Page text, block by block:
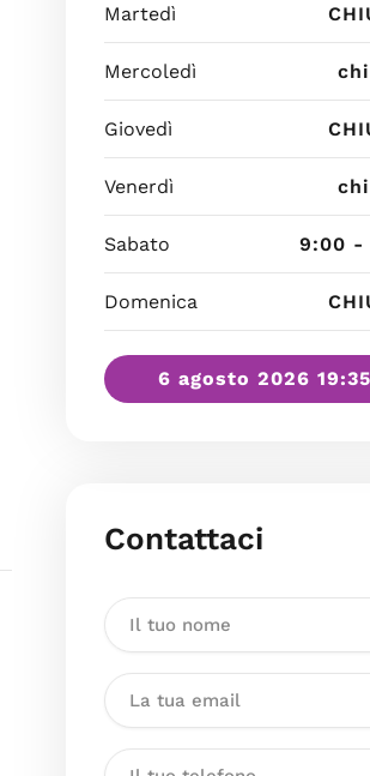
Martedì
Mercoledì
Giovedì
Venerdì
Sabato 9:00 -
Domenica
6 agosto 2026 19:35
Contattaci